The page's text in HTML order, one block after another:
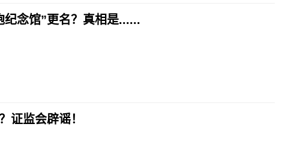
纪念馆”更名？真相是......
证监会辟谣！